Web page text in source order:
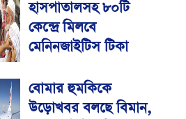
হাসপাতালসহ ৮০টি
কেন্দ্রে মিলবে
মেনিনজাইটিস টিকা
বোমার হুমকিকে
উড়োখবর বলছে বিমান,